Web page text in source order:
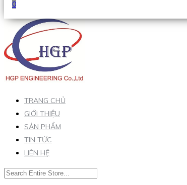
0
TRANG CHỦ
GIỚI THIỆU
SẢN PHẨM
TIN TỨC
LIÊN HỆ